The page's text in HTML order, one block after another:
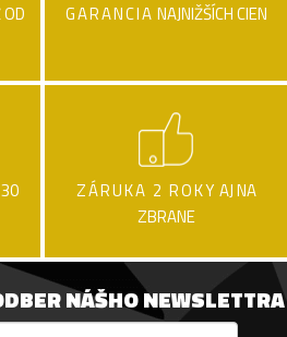
GARANCIA NAJNIŽŠÍCH CIEN
ZÁRUKA 2 ROKY AJ NA
ZBRANE
NÁŠHO NEWSLETTRA